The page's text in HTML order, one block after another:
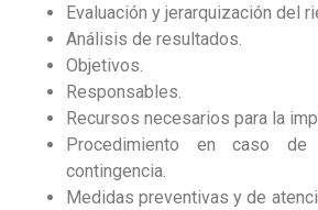
Evaluación y jerarquización del
Análisis de resultados.
Objetivos.
Responsables.
Recursos necesarios para la
Procedimiento en caso
contingencia.
Medidas preventivas y de